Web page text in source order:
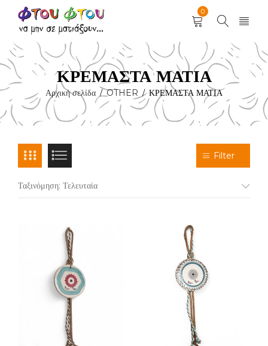
0
ΚΡΕΜΑΣΤΑ ΜΑΤΙΑ
Αρχική σελίδα / OTHER / ΚΡΕΜΑΣΤΑ ΜΑΤΙΑ
Filter
Ταξινόμηση: Τελευταία